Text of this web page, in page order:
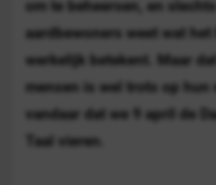
om te beheersen, en
aardbewoners weet wat
werkelijk betekent. Maar
mensen is wel trots op hun
vandaar dat we 9 april de
Taal vieren.